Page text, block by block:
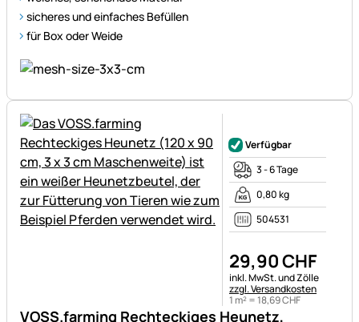
sicheres und einfaches Befüllen
für Box oder Weide
VOSS.farming Rechteckiges Heunetz,
Verfügbar
3 - 6 Tage
0,80 kg
504531
29,90CHF
Steuerhinweis:
inkl. MwSt. und Zölle
zzgl. Versandkosten
1 m² =18,69CHF